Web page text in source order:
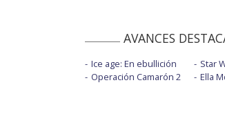
AVANCES
Ice age: En ebullición
Operación Camarón 2
Star
Ella